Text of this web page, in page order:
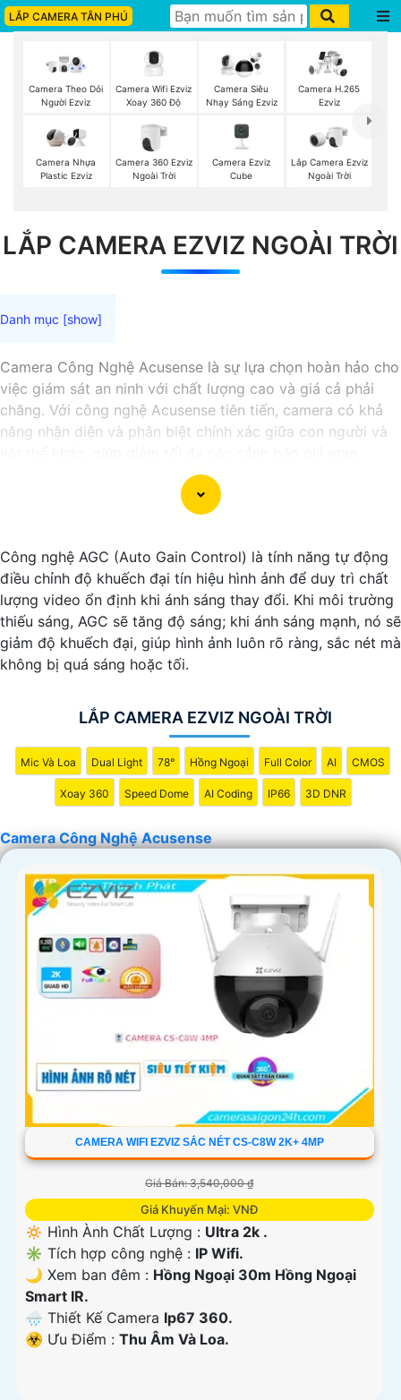
LẮP CAMERA TÂN PHÚ
Camera Theo Dỏi
Người Ezviz
Camera Wifi Ezviz
Xoay 360 Độ
Camera Siêu
Nhạy Sáng Ezviz
Camera H.265
Ezviz
Camera Nhựa
Plastic Ezviz
Camera 360 Ezviz
Ngoài Trời
Camera Ezviz
Cube
Lắp Camera Ezviz
Ngoài Trời
LẮP CAMERA EZVIZ NGOÀI TRỜI
Camera Công Nghệ Acusense là sự lựa chọn hoàn hảo cho
việc giám sát an ninh với chất lượng cao và giá cả phải
chăng. Với công nghệ Acusense tiên tiến, camera có khả
năng nhận diện và phân biệt chính xác giữa con người và
Đồng thời, chất lượng hình ảnh sắc nét và độ phân giải cao
giúp bạn quan sát mọi góc độ một cách rõ ràng. Khám phá
ngay và đầu tư vào Camera Acusense để bảo vệ tài sản và
Công nghệ AGC (Auto Gain Control) là tính năng tự động
điều chỉnh độ khuếch đại tín hiệu hình ảnh để duy trì chất
lượng video ổn định khi ánh sáng thay đổi. Khi môi trường
thiếu sáng, AGC sẽ tăng độ sáng; khi ánh sáng mạnh, nó sẽ
giảm độ khuếch đại, giúp hình ảnh luôn rõ ràng, sắc nét mà
không bị quá sáng hoặc tối.
LẮP CAMERA EZVIZ NGOÀI TRỜI
Mic Và Loa Dual Light 78° Hồng Ngoại Full Color AI CMOS
Xoay 360 Speed Dome AI Coding IP66 3D DNR
Camera Công Nghệ Acusense
CAMERA WIFI EZVIZ SẮC NÉT CS-C8W 2K+ 4MP
Giá Bán: 3,540,000 ₫
Giá Khuyến Mại: VNĐ
🔅 Hình Ành Chất Lượng : Ultra 2k .
✳️ Tích hợp công nghệ : IP Wifi.
🌙 Xem ban đêm : Hồng Ngoại 30m Hồng Ngoại
Smart IR.
🌧️ Thiết Kế Camera Ip67 360.
️☣️ Ưu Điểm : Thu Âm Và Loa.